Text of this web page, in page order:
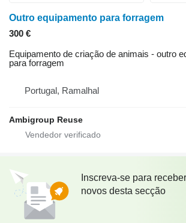
Outro equipamento para forragem
300 €
Equipamento de criação de animais - outro
para forragem
Portugal, Ramalhal
Ambigroup Reuse
Inscreva-se para
novos desta secção